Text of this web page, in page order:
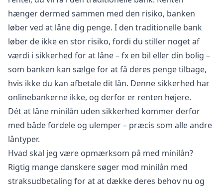
hænger dermed sammen med den risiko, banken
løber ved at låne dig penge. I den traditionelle bank
løber de ikke en stor risiko, fordi du stiller noget af
værdi i sikkerhed for at låne – fx en bil eller din bolig –
som banken kan sælge for at få deres penge tilbage,
hvis ikke du kan afbetale dit lån. Denne sikkerhed har
onlinebankerne ikke, og derfor er renten højere.
Dét at låne minilån uden sikkerhed kommer derfor
med både fordele og ulemper – præcis som alle andre
låntyper.
Hvad skal jeg være opmærksom på med minilån?
Rigtig mange danskere søger mod minilån med
straksudbetaling for at at dække deres behov nu og